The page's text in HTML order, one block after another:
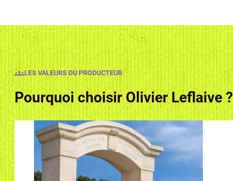
LES VALEURS DU PRODUCTEUR
Pourquoi choisir Olivier Leflaive ?